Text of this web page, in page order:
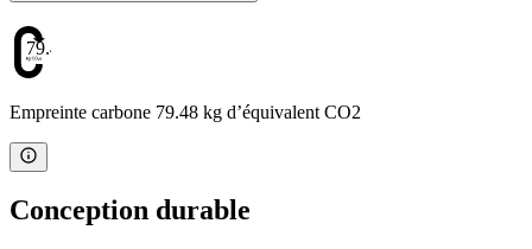
79.48
Empreinte carbone 79.48 kg d’équivalent CO2
Conception durable